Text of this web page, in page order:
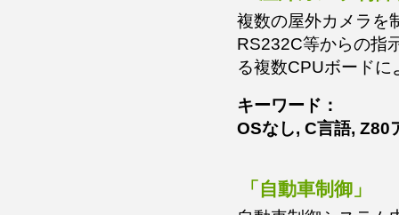
複数の屋外カメラを
RS232C等からの指
る複数CPUボードに
キーワード：
OSなし, C言語, Z80
「自動車制御」